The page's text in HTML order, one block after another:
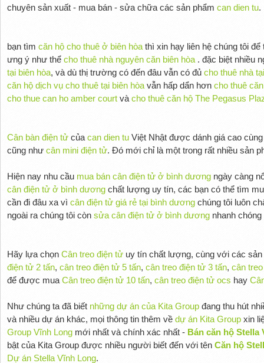
chuyên sản xuất - mua bán - sửa chữa các sản phẩm can dien tu.
bạn tìm căn hộ cho thuê ở biên hòathì xin hạy liên hệ chúng tôi
ưng ý như thể cho thuê nhà nguyên căn biên hòa. đặc biệt nhiều
tại biên hòa, và dù thị trường có đến đâu vẫn có đủ cho thuê nhà
căn hộ dịch vụ cho thuê tại biên hòavẫn hấp dẩn hơn cho thuê
cho thue can ho amber courtvà cho thuê căn hộ The Pegasus
Cân bàn điện tửcủa can dien tuViệt Nhật được dánh giá cao
cũng như cân mini điện tử. Đó mới chỉ là một trong rất nhiều sản
Hiện nay nhu cầu mua bán cân điện tử ở bình dươngngày càng
cân điện tử ở bình dươngchất lượng uy tín, các bạn có thể tìm
cần đi đâu xa vì cân điện tử giá rẻ tại bình dươngchúng tôi luôn
ngoài ra chúng tôi còn sửa cân điện tử ở bình dươngnhanh chóng
Hãy lựa chọn Cân treo điện tửuy tín chất lượng, cùng với các
điện tử 2 tấn, cân treo điện tử 5 tấn, cân treo điện tử 3 tấn, cân
để được mua Cân treo điện tử 10 tấn, cân treo điện tử ocs hay
Như chúng ta đã biết những dự án của Kita Groupđang thu hút
và nhiều dự án khác, mọi thông tin thêm về dự án Kita Groupxin
Group Vĩnh Longmới nhất và chính xác nhất - Bán căn hộ Stella
bật của Kita Group được nhiều người biết đến với tên Căn hộ
Dự án Stella Vĩnh Long.